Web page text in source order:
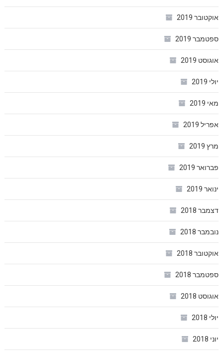
אוקטובר 2019
ספטמבר 2019
אוגוסט 2019
יולי 2019
מאי 2019
אפריל 2019
מרץ 2019
פברואר 2019
ינואר 2019
דצמבר 2018
נובמבר 2018
אוקטובר 2018
ספטמבר 2018
אוגוסט 2018
יולי 2018
יוני 2018